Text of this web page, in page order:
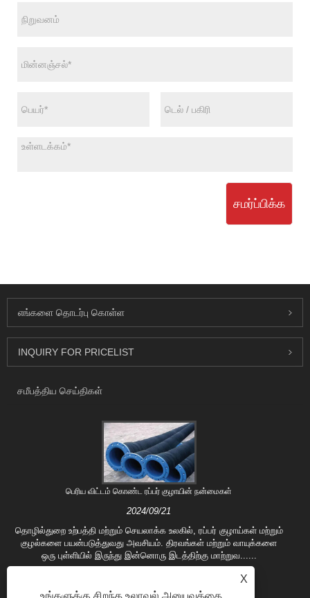
சமர்ப்பிக்க
எங்களை தொடர்பு கொள்ள
INQUIRY FOR PRICELIST
சமீபத்திய செய்திகள்
பெரிய விட்டம் கொண்ட ரப்பர் குழாயின் நன்மைகள்
2024/09/21
தொழில்துறை உற்பத்தி மற்றும் செயலாக்க உலகில், ரப்பர் குழாய்கள் மற்றும்
குழல்களை பயன்படுத்துவது அவசியம். திரவங்கள் மற்றும் வாயுக்களை
ஒரு புள்ளியில் இருந்து இன்னொரு இடத்திற்கு மாற்றுவ......
X
உங்களுக்கு சிறந்த உலாவல் அனுபவத்தை